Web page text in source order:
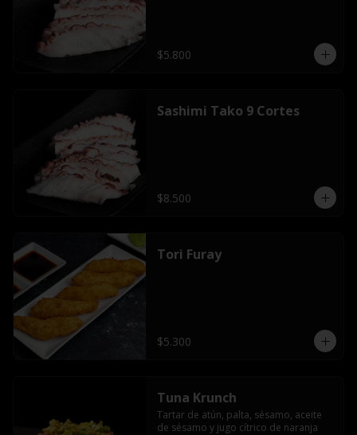
$5.800
Sashimi Tako 9 Cortes
$8.500
Tori Furay
$5.300
Tuna Krunch
Tartar de atún, palta, sésamo, aceite
de sésamo y jugo cítrico de naranja